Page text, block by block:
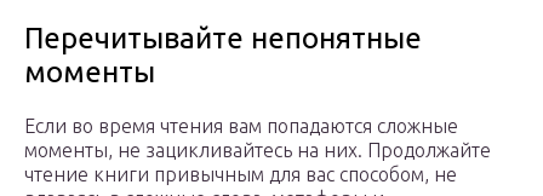
Перечитывайте непонятные
моменты
Если во время чтения вам попадаются сложные
моменты, не зацикливайтесь на них. Продолжайте
чтение книги привычным для вас способом, не